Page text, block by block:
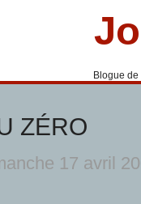
Blogue de
ZÉRO
17 avril